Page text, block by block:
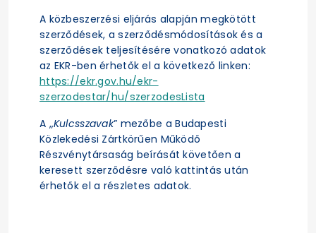
A közbeszerzési eljárás alapján megkötött
szerződések, a szerződésmódosítások és a
szerződések teljesítésére vonatkozó adatok
az EKR-ben érhetők el a következő linken:
https://ekr.gov.hu/ekr-
szerzodestar/hu/szerzodesLista
A „Kulcsszavak” mezőbe a Budapesti
Közlekedési Zártkörűen Működő
Részvénytársaság beírását követően a
keresett szerződésre való kattintás után
érhetők el a részletes adatok.